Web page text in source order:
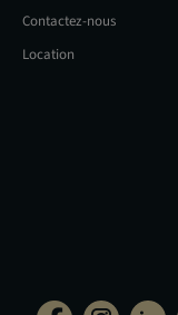
Contactez-nous
Location